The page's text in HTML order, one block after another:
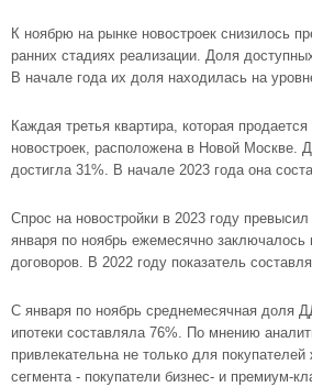
К ноябрю на рынке новостроек снизилось
ранних стадиях реализации. Доля
В начале года их доля находилась на
Каждая третья квартира, которая
новостроек, расположена в Новой Москве.
достигла 31%. В начале 2023 года она
Спрос на новостройки в 2023 году
января по ноябрь ежемесячно
договоров. В 2022 году показатель
С января по ноябрь среднемесячная доля
ипотеки составляла 76%. По мнению
привлекательна не только для
сегмента - покупатели бизнес- и премиум-